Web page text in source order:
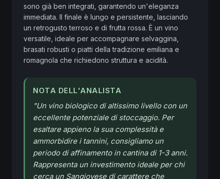
sono già ben integrati, garantendo un'eleganza
immediata. Il finale è lungo e persistente, lasciando
un retrogusto terroso e di frutta rossa. È un vino
versatile, ideale per accompagnare selvaggina,
brasati robusti o piatti della tradizione emiliana e
romagnola che richiedono struttura e acidità.
NOTA DELL'ANALISTA
"Un vino biologico di altissimo livello con un
eccellente potenziale di stoccaggio. Per
esaltare appieno la sua complessità e
ammorbidire i tannini, consigliamo un
periodo di affinamento in cantina di 1-3 anni.
Rappresenta un investimento ideale per chi
cerca un Sangiovese di carattere che